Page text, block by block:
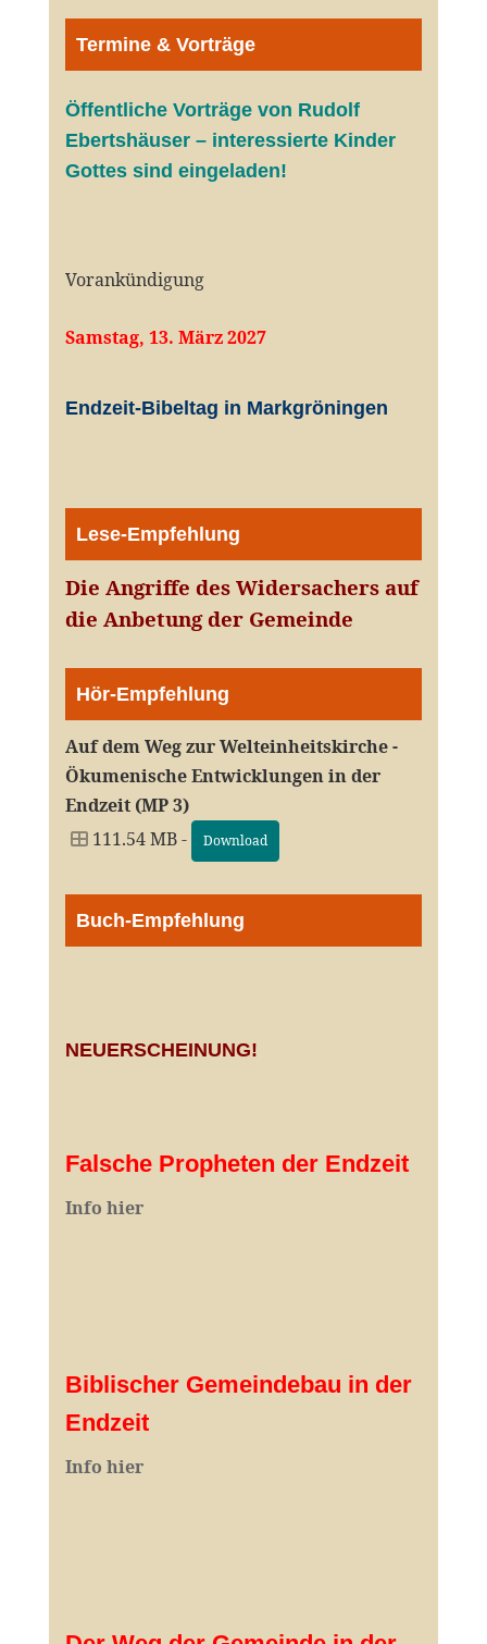
Termine & Vorträge
Öffentliche Vorträge von Rudolf
Ebertshäuser – interessierte Kinder
Gottes sind eingeladen!
Vorankündigung
Samstag, 13. März 2027
Endzeit-Bibeltag in Markgröningen
Lese-Empfehlung
Die Angriffe des Widersachers auf
die Anbetung der Gemeinde
Hör-Empfehlung
Auf dem Weg zur Welteinheitskirche -
Ökumenische Entwicklungen in der
Endzeit (MP 3)
111.54 MB -
Download
Buch-Empfehlung
NEUERSCHEINUNG!
Falsche Propheten der Endzeit
Info hier
Biblischer Gemeindebau in der
Endzeit
Info hier